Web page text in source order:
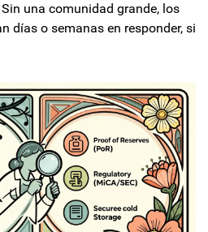
Sin una comunidad grande, los
días o semanas en responder, si